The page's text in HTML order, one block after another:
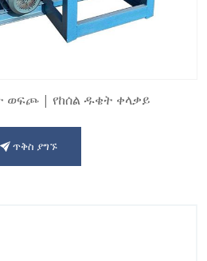
ወፍጮ | የከሰል ዱቄት ቀላቃይ
ጥቅስ ያግኙ